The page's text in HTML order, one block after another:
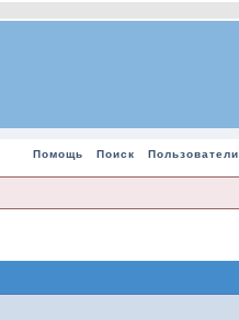
Помощь Поиск Пользователи